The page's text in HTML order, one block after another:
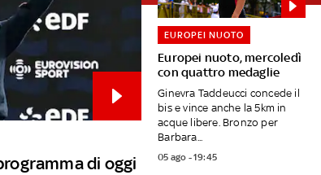
di oggi
Europei nuoto, mercoledì
con quattro medaglie
EUROPEI NUOTO
Ginevra Taddeucci concede il
bis e vince anche la 5km in
acque libere. Bronzo per
Barbara...
05 ago - 19:45